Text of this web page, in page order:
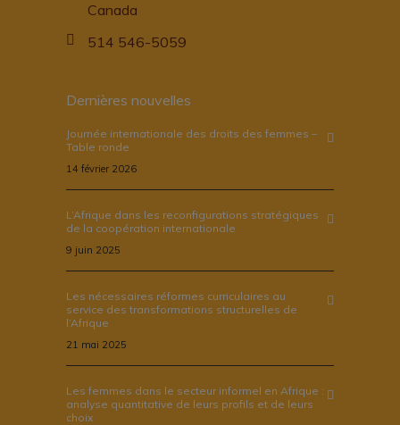
Canada
514 546-5059
Dernières nouvelles
Journée internationale des droits des femmes –
Table ronde
14 février 2026
L’Afrique dans les reconfigurations stratégiques
de la coopération internationale
9 juin 2025
Les nécessaires réformes curriculaires au
service des transformations structurelles de
l’Afrique
21 mai 2025
Les femmes dans le secteur informel en Afrique :
analyse quantitative de leurs profils et de leurs
choix